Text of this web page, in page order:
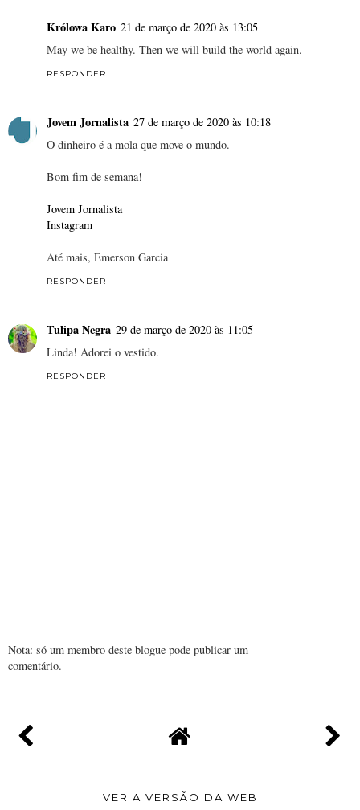
Królowa Karo 21 de março de 2020 às 13:05
May we be healthy. Then we will build the world again.
RESPONDER
Jovem Jornalista 27 de março de 2020 às 10:18
O dinheiro é a mola que move o mundo.
Bom fim de semana!
Jovem Jornalista
Instagram
Até mais, Emerson Garcia
RESPONDER
Tulipa Negra 29 de março de 2020 às 11:05
Linda! Adorei o vestido.
RESPONDER
Nota: só um membro deste blogue pode publicar um
comentário.
VER A VERSÃO DA WEB